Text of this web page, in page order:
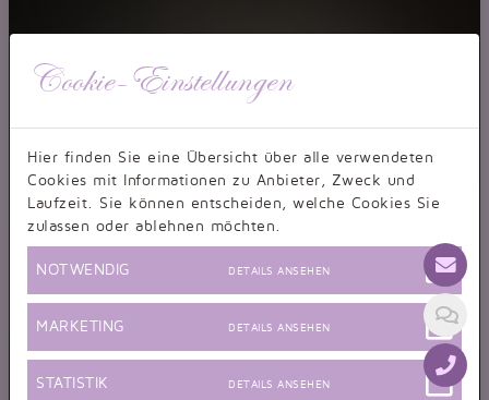
Cookie-Einstellungen
Hier finden Sie eine Übersicht über alle verwendeten
Cookies mit Informationen zu Anbieter, Zweck und
Laufzeit. Sie können entscheiden, welche Cookies Sie
zulassen oder ablehnen möchten.
NOTWENDIG DETAILS ANSEHEN
MARKETING DETAILS ANSEHEN
STATISTIK DETAILS ANSEHEN